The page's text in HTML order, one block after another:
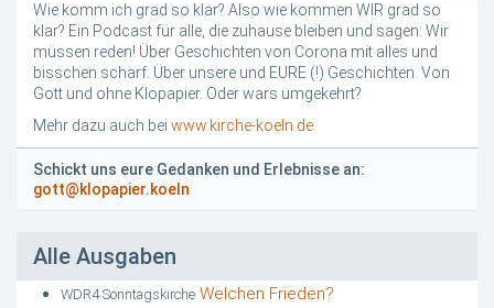
Wie komm ich grad so klar? Also wie kommen WIR grad so
klar? Ein Podcast für alle, die zuhause bleiben und sagen: Wir
müssen reden! Über Geschichten von Corona mit alles und
bisschen scharf. Über unsere und EURE (!) Geschichten. Von
Gott und ohne Klopapier. Oder wars umgekehrt?
Mehr dazu auch bei www.kirche-koeln.de
Schickt uns eure Gedanken und Erlebnisse an:
gott@klopapier.koeln
Alle Ausgaben
WDR4 Sonntagskirche Welchen Frieden?